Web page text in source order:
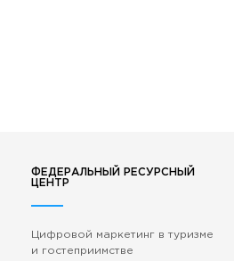
ФЕДЕРАЛЬНЫЙ РЕСУРСНЫЙ
ЦЕНТР
Цифровой маркетинг в туризме
и гостеприимстве